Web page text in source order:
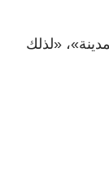
«لذلك